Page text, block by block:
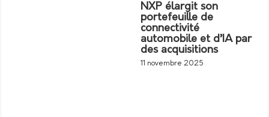
NXP élargit son
portefeuille de
connectivité
automobile et d’IA par
des acquisitions
11 novembre 2025